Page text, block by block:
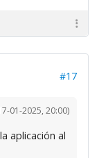
#17
01-2025, 20:00)
aplicación al